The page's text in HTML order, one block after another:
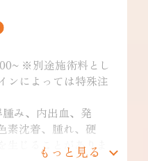
※別途施術料とし
ンによっては特殊注
み、内出血、発
素沈着、腫れ、硬
生じることがありま
もっと見る